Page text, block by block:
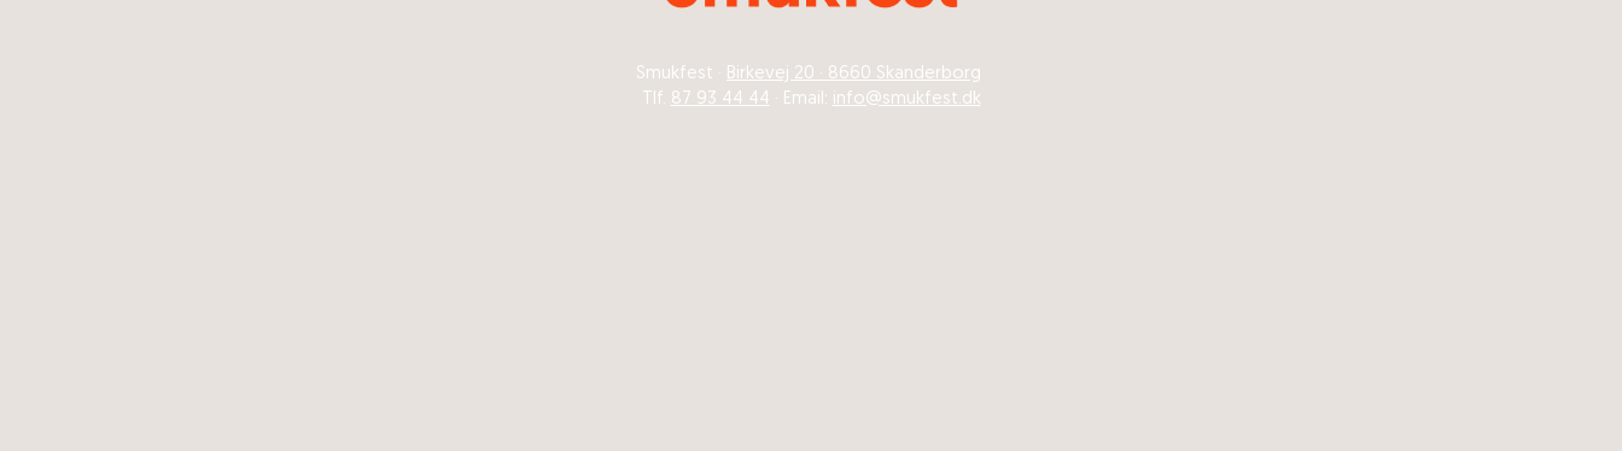
Smukfest · Birkevej 20 · 8660 Skanderborg
Tlf. 87 93 44 44 · Email: info@smukfest.dk